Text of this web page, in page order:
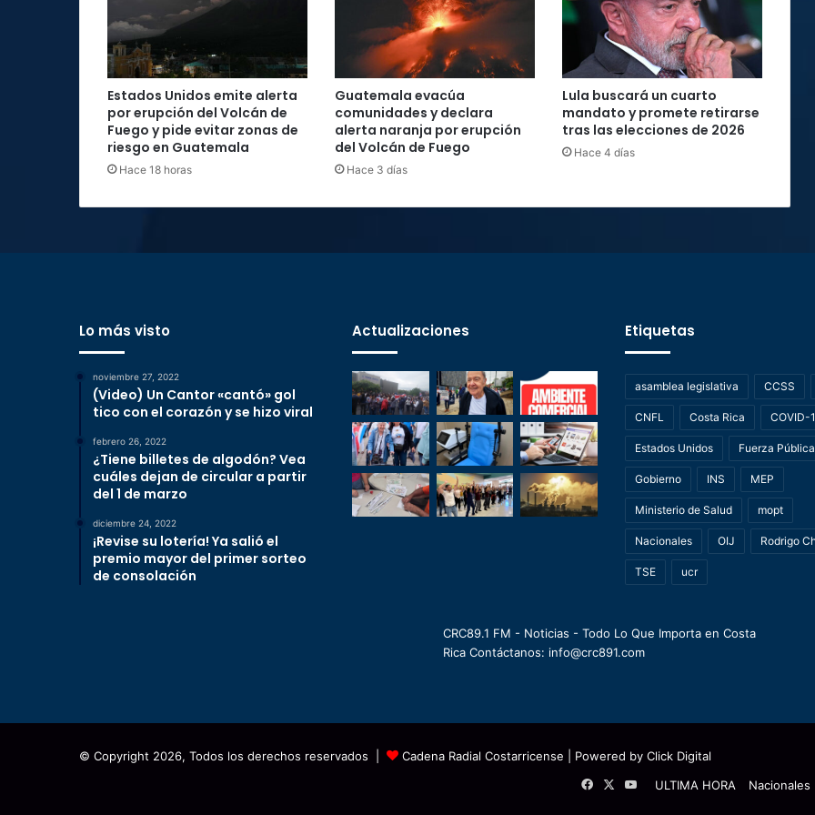
Estados Unidos emite alerta
por erupción del Volcán de
Fuego y pide evitar zonas de
riesgo en Guatemala
Hace 18 horas
Guatemala evacúa
comunidades y declara
alerta naranja por erupción
del Volcán de Fuego
Hace 3 días
Lula buscará un cuarto
mandato y promete retirarse
tras las elecciones de 2026
Hace 4 días
Lo más visto
noviembre 27, 2022
(Video) Un Cantor «cantó» gol
tico con el corazón y se hizo viral
febrero 26, 2022
¿Tiene billetes de algodón? Vea
cuáles dejan de circular a partir
del 1 de marzo
diciembre 24, 2022
¡Revise su lotería! Ya salió el
premio mayor del primer sorteo
de consolación
Actualizaciones Etiquetas
asamblea legislativa CCSS
CNFL Costa Rica COVID-
Estados Unidos Fuerza Pública
Gobierno INS MEP
Ministerio de Salud mopt
Nacionales OIJ Rodrigo
TSE ucr
CRC89.1 FM - Noticias - Todo Lo Que Importa en Costa
Rica Contáctanos: info@crc891.com
© Copyright 2026, Todos los derechos reservados | Cadena Radial Costarricense | Powered by Click Digital
ULTIMA HORA
Nacionales
Facebook
X YouTube